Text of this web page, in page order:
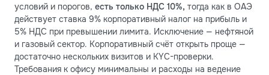
условий и порогов, есть только НДС 10%, тогда как в ОАЭ
действует ставка 9% корпоративный налог на прибыль и
5% НДС при превышении лимита. Исключение — нефтяной
и газовый сектор. Корпоративный счёт открыть проще —
достаточно нескольких визитов и KYC-проверки.
Требования к офису минимальны и расходы на ведение